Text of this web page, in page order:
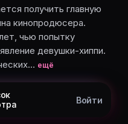
— на Movie Planner.
«Обещание
получить главную
кинопродюсера.
чью попытку
девушки-хиппи.
ещё
Войти